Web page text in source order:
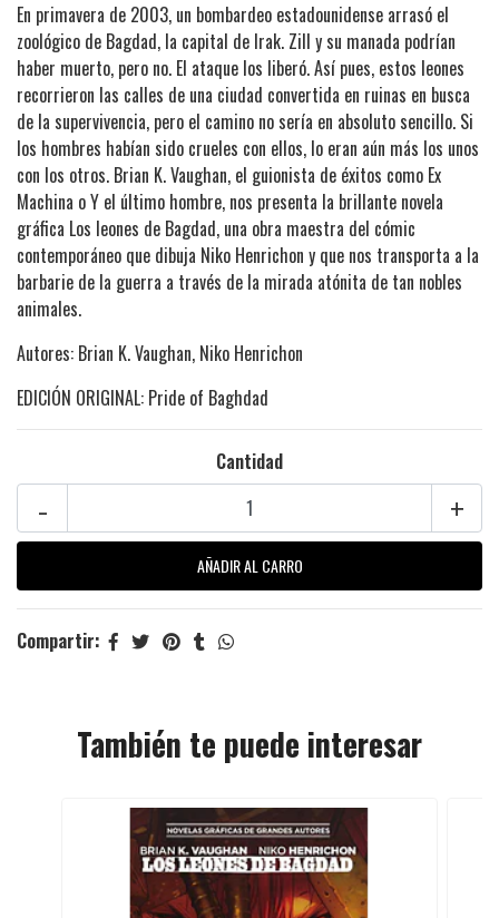
En primavera de 2003, un bombardeo estadounidense arrasó el
zoológico de Bagdad, la capital de Irak. Zill y su manada podrían
haber muerto, pero no. El ataque los liberó. Así pues, estos leones
recorrieron las calles de una ciudad convertida en ruinas en busca
de la supervivencia, pero el camino no sería en absoluto sencillo. Si
los hombres habían sido crueles con ellos, lo eran aún más los unos
con los otros. Brian K. Vaughan, el guionista de éxitos como Ex
Machina o Y el último hombre, nos presenta la brillante novela
gráfica Los leones de Bagdad, una obra maestra del cómic
contemporáneo que dibuja Niko Henrichon y que nos transporta a la
barbarie de la guerra a través de la mirada atónita de tan nobles
animales.
Autores: Brian K. Vaughan, Niko Henrichon
EDICIÓN ORIGINAL: Pride of Baghdad
Cantidad
+
-
Compartir:
También te puede interesar